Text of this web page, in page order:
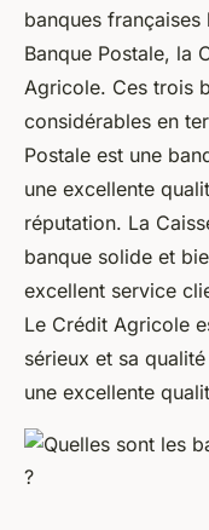
banques
Banque Postale, la
Agricole. Ces trois
considérables en
Postale est une
une excellente
réputation. La
banque solide et
excellent service
Le Crédit Agricole
sérieux et sa
une excellente